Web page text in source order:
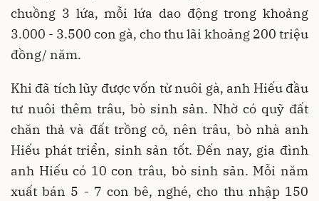
chuồng 3 lứa, mỗi lứa dao động trong khoảng
3.000 - 3.500 con gà, cho thu lãi khoảng 200 triệu
đồng/ năm.
Khi đã tích lũy được vốn từ nuôi gà, anh Hiếu đầu
tư nuôi thêm trâu, bò sinh sản. Nhờ có quỹ đất
chăn thả và đất trồng cỏ, nên trâu, bò nhà anh
Hiếu phát triển, sinh sản tốt. Đến nay, gia đình
anh Hiếu có 10 con trâu, bò sinh sản. Mỗi năm
xuất bán 5 - 7 con bê, nghé, cho thu nhập 150